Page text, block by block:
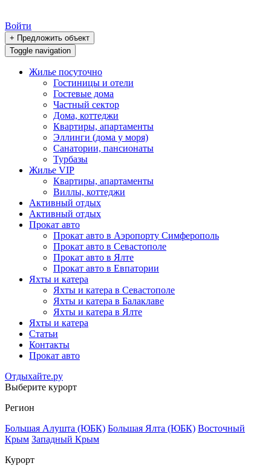
Войти
+ Предложить объект
Toggle navigation
Жилье посуточно
Гостиницы и отели
Гостевые дома
Частный сектор
Дома, коттеджи
Квартиры, апартаменты
Эллинги (дома у моря)
Санатории, пансионаты
Турбазы
Жилье VIP
Квартиры, апартаменты
Виллы, коттеджи
Активный отдых
Активный отдых
Прокат авто
Прокат авто в Аэропорту Симферополь
Прокат авто в Севастополе
Прокат авто в Ялте
Прокат авто в Евпатории
Яхты и катера
Яхты и катера в Севастополе
Яхты и катера в Балаклаве
Яхты и катера в Ялте
Яхты и катера
Статьи
Контакты
Прокат авто
Отдыхайте.ру
Выберите курорт
Регион
Большая Алушта (ЮБК) Большая Ялта (ЮБК) Восточный
Крым Западный Крым
Курорт